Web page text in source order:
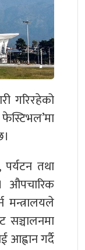
गरिरहेको
तथा
औपचारिक
सञ्चालनमा
आह्वान गर्दै